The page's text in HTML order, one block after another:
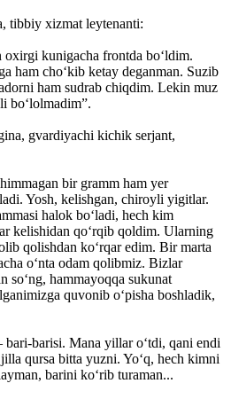
tibbiy xizmat leytenanti:
kunigacha frontda bo‘ldim.
ham cho‘kib ketay deganman. Suzib
ham sudrab chiqdim. Lekin muz
bo‘lolmadim”.
gvardiyachi kichik serjant,
bir gramm ham yer
Yosh, kelishgan, chiroyli yigitlar.
halok bo‘ladi, hech kim
kelishidan qo‘rqib qoldim. Ularning
qolishdan ko‘rqar edim. Bir marta
o‘nta odam qolibmiz. Bizlar
so‘ng, hammayoqqa sukunat
quvonib o‘pisha boshladik,
barisi. Mana yillar o‘tdi, qani endi
qursa bitta yuzni. Yo‘q, hech kimni
barini ko‘rib turaman...